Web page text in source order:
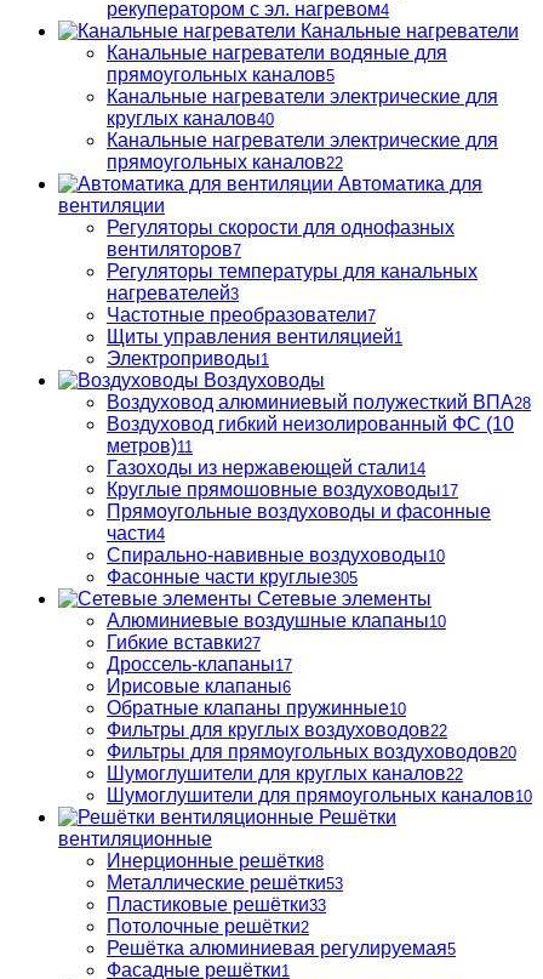
рекуператором с эл. нагревом4
Канальные нагреватели
Канальные нагреватели водяные для
прямоугольных каналов5
Канальные нагреватели электрические для
круглых каналов40
Канальные нагреватели электрические для
прямоугольных каналов22
Автоматика для
вентиляции
Регуляторы скорости для однофазных
вентиляторов7
Регуляторы температуры для канальных
нагревателей3
Частотные преобразователи7
Щиты управления вентиляцией1
Электроприводы1
Воздуховоды
Воздуховод алюминиевый полужесткий ВПА28
Воздуховод гибкий неизолированный ФС (10
метров)11
Газоходы из нержавеющей стали14
Круглые прямошовные воздуховоды17
Прямоугольные воздуховоды и фасонные
части4
Спирально-навивные воздуховоды10
Фасонные части круглые305
Сетевые элементы
Алюминиевые воздушные клапаны10
Гибкие вставки27
Дроссель-клапаны17
Ирисовые клапаны6
Обратные клапаны пружинные10
Фильтры для круглых воздуховодов22
Фильтры для прямоугольных воздуховодов20
Шумоглушители для круглых каналов22
Шумоглушители для прямоугольных каналов10
Решётки
вентиляционные
Инерционные решётки8
Металлические решётки53
Пластиковые решётки33
Потолочные решётки2
Решётка алюминиевая регулируемая5
Фасадные решётки1